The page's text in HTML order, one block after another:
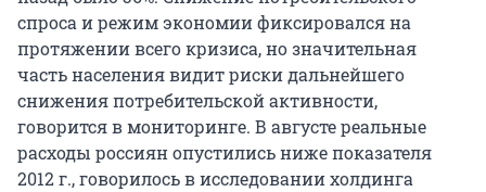
спроса и режим экономии фиксировался на
протяжении всего кризиса, но значительная
часть населения видит риски дальнейшего
снижения потребительской активности,
говорится в мониторинге. В августе реальные
расходы россиян опустились ниже показателя
2012 г., говорилось в исследовании холдинга